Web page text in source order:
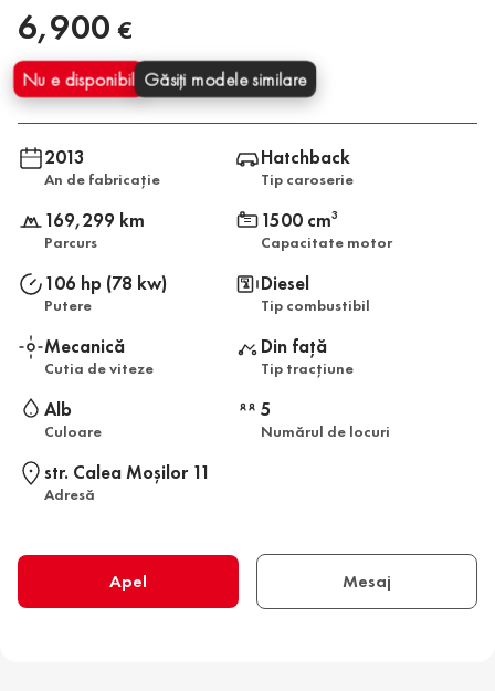
6,900 €
Nu e disponibil Găsiți modele similare
2013
An de fabricație
Hatchback
Tip caroserie
169,299 km
Parcurs
1500 cm3
Capacitate motor
106 hp (78 kw)
Putere
Diesel
Tip combustibil
Mecanică
Cutia de viteze
Din față
Tip tracțiune
Alb
Culoare
5
Numărul de locuri
str. Calea Moşilor 11
Adresă
Apel Mesaj